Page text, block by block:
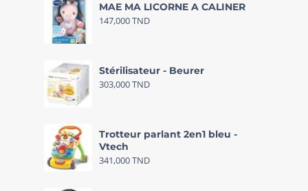
MAE MA LICORNE A CALINER
147,000TND
Stérilisateur - Beurer
303,000TND
Trotteur parlant 2en1 bleu -
Vtech
341,000TND